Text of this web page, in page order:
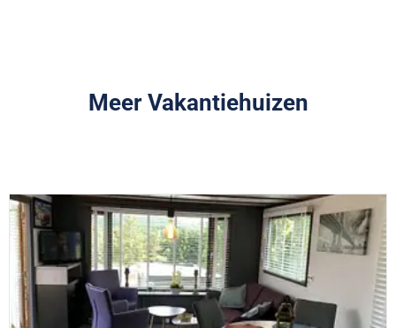
Meer Vakantiehuizen